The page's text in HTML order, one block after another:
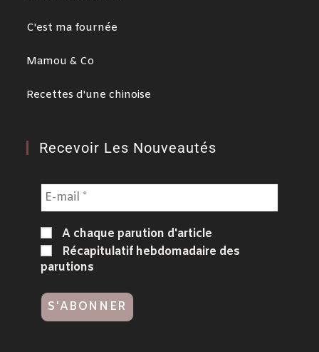
C'est ma fournée
Mamou & Co
Recettes d'une chinoise
Recevoir Les Nouveautés
A chaque parution d'article
Récapitulatif hebdomadaire des
parutions